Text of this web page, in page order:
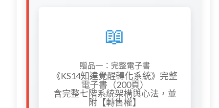
📖
贈品一：完整電子書
《KS14知達覺醒轉化系統》完整
電子書（200頁）
含完整七階系統架構與心法，並
附【轉售權】